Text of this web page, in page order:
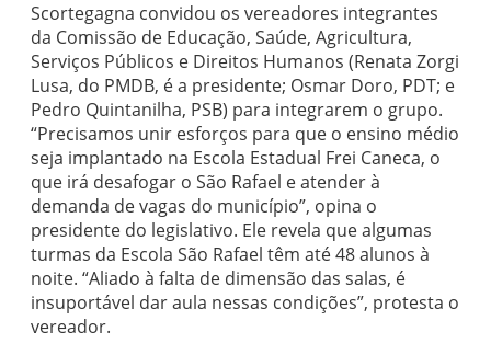
Scortegagna convidou os vereadores integrantes
da Comissão de Educação, Saúde, Agricultura,
Serviços Públicos e Direitos Humanos (Renata Zorgi
Lusa, do PMDB, é a presidente; Osmar Doro, PDT; e
Pedro Quintanilha, PSB) para integrarem o grupo.
“Precisamos unir esforços para que o ensino médio
seja implantado na Escola Estadual Frei Caneca, o
que irá desafogar o São Rafael e atender à
demanda de vagas do município”, opina o
presidente do legislativo. Ele revela que algumas
turmas da Escola São Rafael têm até 48 alunos à
noite. “Aliado à falta de dimensão das salas, é
insuportável dar aula nessas condições”, protesta o
vereador.